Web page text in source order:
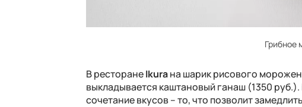
Грибное
В ресторанеIkuraна шарик рисового
выкладывается каштановый ганаш (1350
сочетание вкусов – то, что позволит